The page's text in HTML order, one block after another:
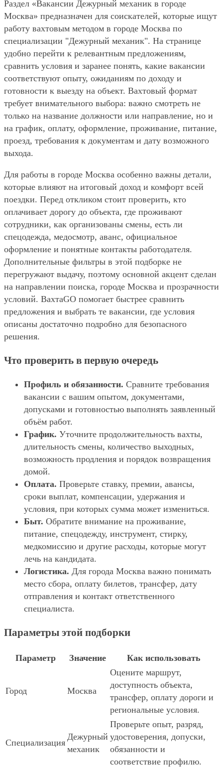
Раздел «Вакансии Дежурный механик в городе
Москва» предназначен для соискателей, которые ищут
работу вахтовым методом в городе Москва по
специализации "Дежурный механик". На странице
удобно перейти к релевантным предложениям,
сравнить условия и заранее понять, какие вакансии
соответствуют опыту, ожиданиям по доходу и
готовности к выезду на объект. Вахтовый формат
требует внимательного выбора: важно смотреть не
только на название должности или направление, но и
на график, оплату, оформление, проживание, питание,
проезд, требования к документам и дату возможного
выхода.
Для работы в городе Москва особенно важны детали,
которые влияют на итоговый доход и комфорт всей
поездки. Перед откликом стоит проверить, кто
оплачивает дорогу до объекта, где проживают
сотрудники, как организованы смены, есть ли
спецодежда, медосмотр, аванс, официальное
оформление и понятные контакты работодателя.
Дополнительные фильтры в этой подборке не
перегружают выдачу, поэтому основной акцент сделан
на направлении поиска, городе Москва и прозрачности
условий. ВахтаGO помогает быстрее сравнить
предложения и выбрать те вакансии, где условия
описаны достаточно подробно для безопасного
решения.
Что проверить в первую очередь
Профиль и обязанности. Сравните требования
вакансии с вашим опытом, документами,
допусками и готовностью выполнять заявленный
объём работ.
График. Уточните продолжительность вахты,
длительность смены, количество выходных,
возможность продления и порядок возвращения
домой.
Оплата. Проверьте ставку, премии, авансы,
сроки выплат, компенсации, удержания и
условия, при которых сумма может измениться.
Быт. Обратите внимание на проживание,
питание, спецодежду, инструмент, стирку,
медкомиссию и другие расходы, которые могут
лечь на кандидата.
Логистика. Для города Москва важно понимать
место сбора, оплату билетов, трансфер, дату
отправления и контакт ответственного
специалиста.
Параметры этой подборки
Параметр Значение Как использовать
Город Москва
Оцените маршрут,
доступность объекта,
трансфер, оплату дороги и
региональные условия.
Специализация
Дежурный
механик
Проверьте опыт, разряд,
удостоверения, допуски,
обязанности и
соответствие профилю.